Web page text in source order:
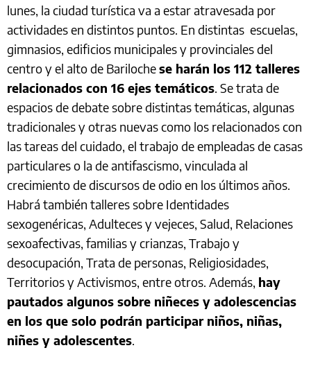
lunes, la ciudad turística va a estar atravesada por
actividades en distintos puntos. En distintas escuelas,
gimnasios, edificios municipales y provinciales del
centro y el alto de Barilochese harán los 112 talleres
relacionados con 16 ejes temáticos. Se trata de
espacios de debate sobre distintas temáticas, algunas
tradicionales y otras nuevas como los relacionados con
las tareas del cuidado, el trabajo de empleadas de casas
particulares o la de antifascismo, vinculada al
crecimiento de discursos de odio en los últimos años.
Habrá también talleres sobre Identidades
sexogenéricas, Adulteces y vejeces, Salud, Relaciones
sexoafectivas, familias y crianzas, Trabajo y
desocupación, Trata de personas, Religiosidades,
Territorios y Activismos, entre otros. Además, hay
pautados algunos sobre niñeces y adolescencias
en los que solo podrán participar niños, niñas,
niñes y adolescentes.